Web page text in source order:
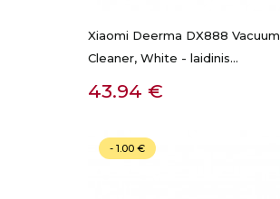
Xiaomi Deerma DX888 Vacuum
Cleaner, White - laidinis...
Kaina
43.94 €
- 1.00 €